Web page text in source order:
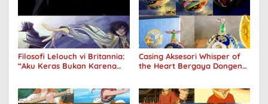
Filosofi Lelouch vi Britannia:
“Aku Keras Bukan Karena
Casing Aksesori Whisper of
the Heart Bergaya Dongeng